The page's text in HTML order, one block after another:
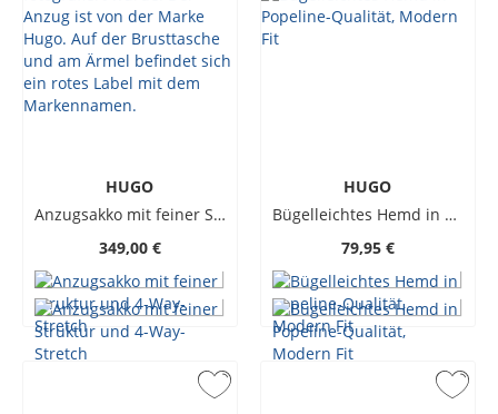
HUGO
Anzugsakko mit feiner Struktur und 4-Way-Stretch
349,00 €
HUGO
Bügelleichtes Hemd in Popeline-Qualität, Modern Fit
79,95 €